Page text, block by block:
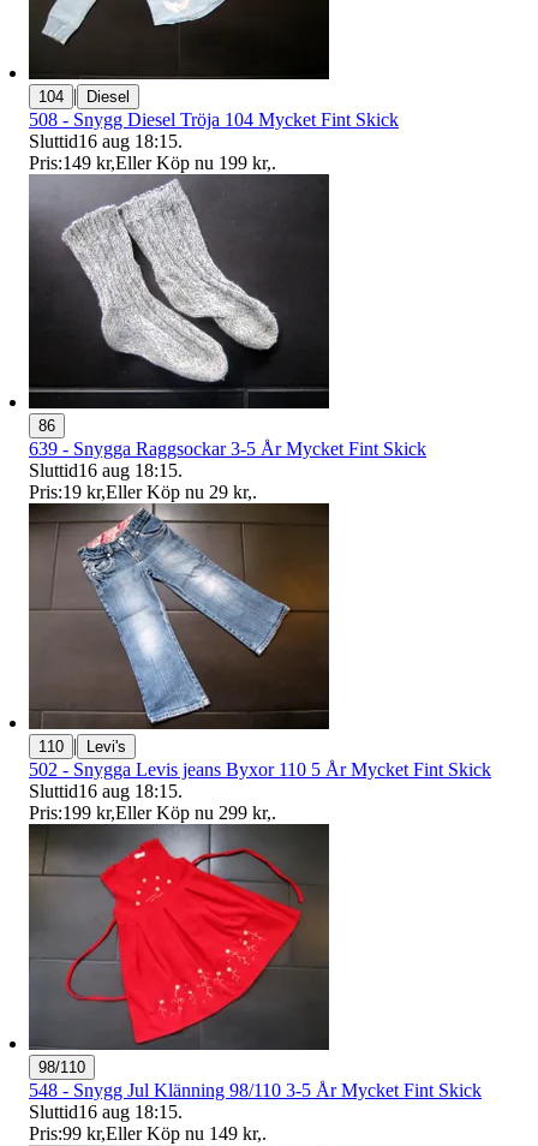
104 | Diesel
508 - Snygg Diesel Tröja 104 Mycket Fint Skick
Sluttid16 aug 18:15.
Pris:149 kr,Eller Köp nu 199 kr,.
86
639 - Snygga Raggsockar 3-5 År Mycket Fint Skick
Sluttid16 aug 18:15.
Pris:19 kr,Eller Köp nu 29 kr,.
110 | Levi's
502 - Snygga Levis jeans Byxor 110 5 År Mycket Fint Skick
Sluttid16 aug 18:15.
Pris:199 kr,Eller Köp nu 299 kr,.
98/110
548 - Snygg Jul Klänning 98/110 3-5 År Mycket Fint Skick
Sluttid16 aug 18:15.
Pris:99 kr,Eller Köp nu 149 kr,.